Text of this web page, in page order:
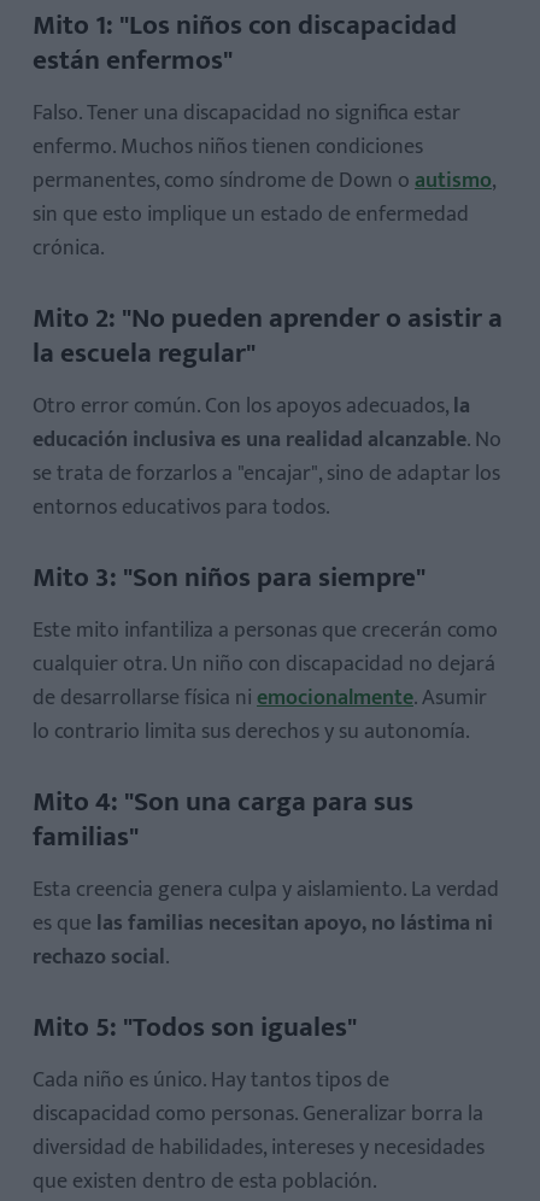
Mito 1: "Los niños con discapacidad
están enfermos"
Falso. Tener una discapacidad no significa estar
enfermo. Muchos niños tienen condiciones
permanentes, como síndrome de Down oautismo,
sin que esto implique un estado de enfermedad
crónica.
Mito 2: "No pueden aprender o asistir a
la escuela regular"
Otro error común. Con los apoyos adecuados,la
educación inclusiva es una realidad alcanzable. No
se trata de forzarlos a "encajar", sino de adaptar los
entornos educativos para todos.
Mito 3: "Son niños para siempre"
Este mito infantiliza a personas que crecerán como
cualquier otra. Un niño con discapacidad no dejará
de desarrollarse física niemocionalmente. Asumir
lo contrario limita sus derechos y su autonomía.
Mito 4: "Son una carga para sus
familias"
Esta creencia genera culpa y aislamiento. La verdad
es que las familias necesitan apoyo, no lástima ni
rechazo social.
Mito 5: "Todos son iguales"
Cada niño es único. Hay tantos tipos de
discapacidad como personas. Generalizar borra la
diversidad de habilidades, intereses y necesidades
que existen dentro de esta población.